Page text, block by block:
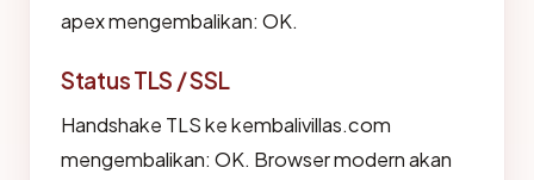
apex mengembalikan: OK.
Status TLS / SSL
Handshake TLS ke kembalivillas.com
mengembalikan: OK. Browser modern akan